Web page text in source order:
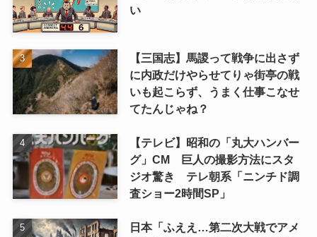
い
【三国志】馬謖って戦争に出さず
に内政だけやらせてりゃ街亭の戦
いも起こらず、うまく仕事こなせ
てたんじゃね？
【テレビ】昭和の「丸大ハンバー
グ」CM 巨人の撮影方法にスタ
ジオ驚き テレ朝系「ニンチド調
査ショー2時間SP」
日本「ふええ…第二次大戦でアメ